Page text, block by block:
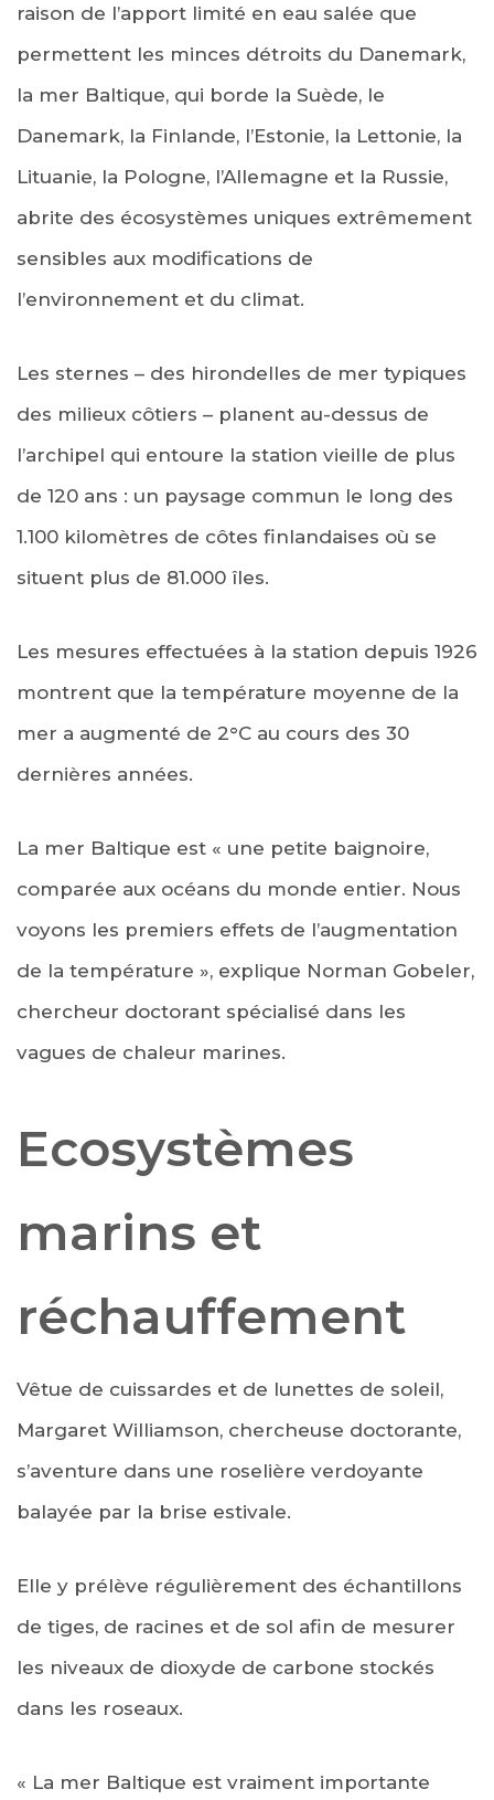
raison de l’apport limité en eau salée que
permettent les minces détroits du Danemark,
la mer Baltique, qui borde la Suède, le
Danemark, la Finlande, l’Estonie, la Lettonie, la
Lituanie, la Pologne, l’Allemagne et la Russie,
abrite des écosystèmes uniques extrêmement
sensibles aux modifications de
l’environnement et du climat.
Les sternes – des hirondelles de mer typiques
des milieux côtiers – planent au-dessus de
l’archipel qui entoure la station vieille de plus
de 120 ans : un paysage commun le long des
1.100 kilomètres de côtes finlandaises où se
situent plus de 81.000 îles.
Les mesures effectuées à la station depuis 1926
montrent que la température moyenne de la
mer a augmenté de 2°C au cours des 30
dernières années.
La mer Baltique est « une petite baignoire,
comparée aux océans du monde entier. Nous
voyons les premiers effets de l’augmentation
de la température », explique Norman Gobeler,
chercheur doctorant spécialisé dans les
vagues de chaleur marines.
Ecosystèmes
marins et
réchauffement
Vêtue de cuissardes et de lunettes de soleil,
Margaret Williamson, chercheuse doctorante,
s’aventure dans une roselière verdoyante
balayée par la brise estivale.
Elle y prélève régulièrement des échantillons
de tiges, de racines et de sol afin de mesurer
les niveaux de dioxyde de carbone stockés
dans les roseaux.
« La mer Baltique est vraiment importante